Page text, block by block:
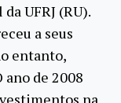
UFRJ (RU).
a seus
entanto,
ano de 2008